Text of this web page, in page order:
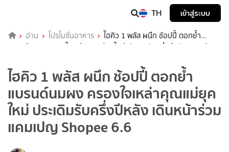
TH เข้าสู่ระบบ
อ่าน โปรโมชั่นอาหาร
ไฮคิว 1 พลัส ผนึก ช้อปปี้ ตอกย้ำ
แบรนด์นมผง ครองใจเหล่าคุณแม่ยุคใหม่ ประเดิมรับครึ่งปีหลัง เดินหน้า
ไฮคิว 1 พลัส ผนึก ช้อปปี้ ตอกย้ำ
แบรนด์นมผง ครองใจเหล่าคุณแม่ยุค
ใหม่ ประเดิมรับครึ่งปีหลัง เดินหน้าร่วม
แคมเปญ Shopee 6.6